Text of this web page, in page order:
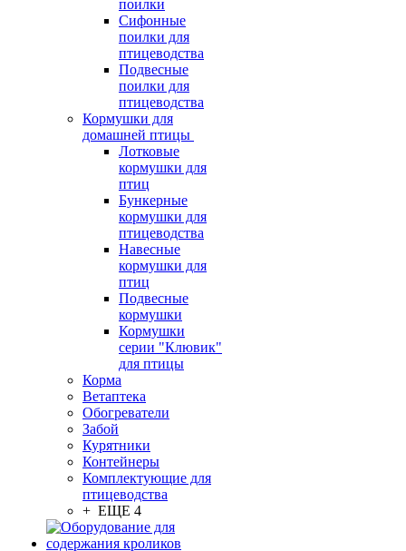
поилки
Сифонные
поилки для
птицеводства
Подвесные
поилки для
птицеводства
Кормушки для
домашней птицы
Лотковые
кормушки для
птиц
Бункерные
кормушки для
птицеводства
Навесные
кормушки для
птиц
Подвесные
кормушки
Кормушки
серии "Клювик"
для птицы
Корма
Ветаптека
Обогреватели
Забой
Курятники
Контейнеры
Комплектующие для
птицеводства
+ ЕЩЕ 4